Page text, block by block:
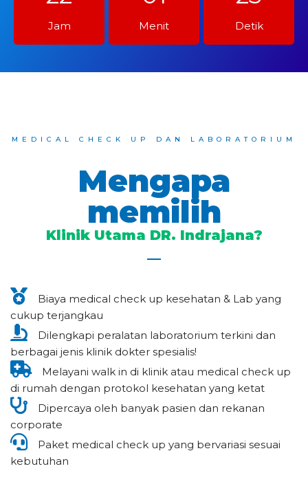
Jam Menit Detik
MEDICAL CHECK UP DAN LABORATORIUM
Mengapa
memilih
Klinik Utama DR. Indrajana?
Biaya medical check up kesehatan & Lab yang
cukup terjangkau
Dilengkapi peralatan laboratorium terkini dan
berbagai jenis klinik dokter spesialis!
Melayani walk in di klinik atau medical check up
di rumah dengan protokol kesehatan yang ketat
Dipercaya oleh banyak pasien dan rekanan
corporate
Paket medical check up yang bervariasi sesuai
kebutuhan